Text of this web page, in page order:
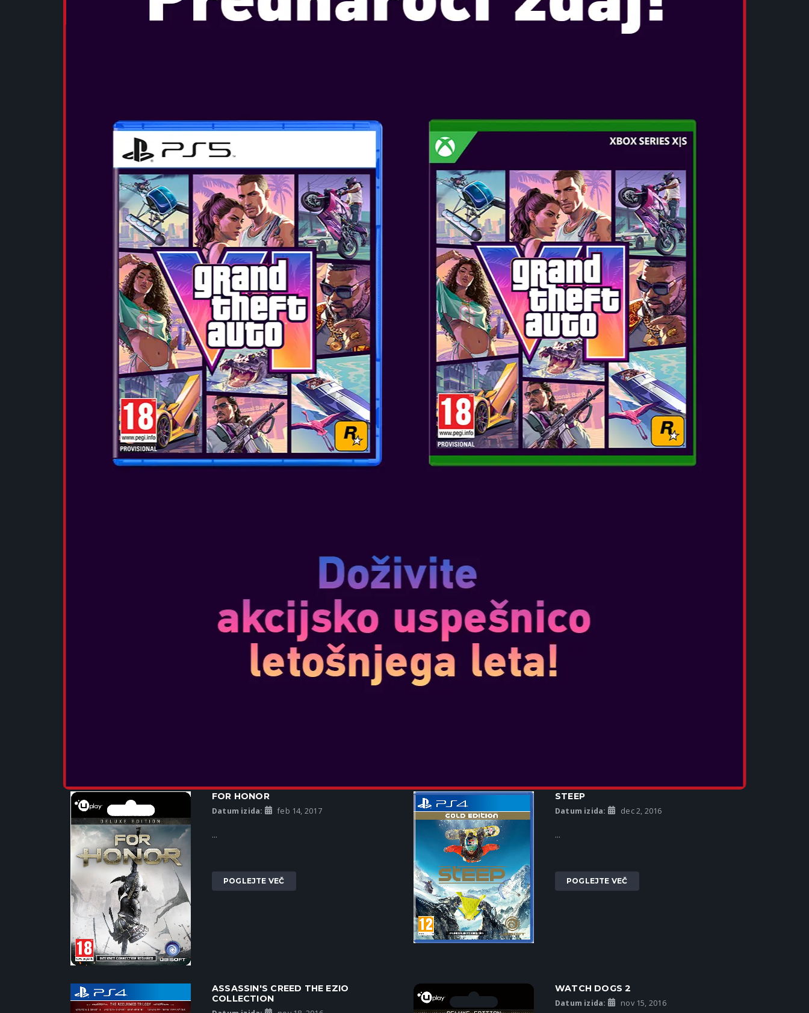
POGLEJTE VEČ
TOM CLANCY'S THE DIVISION 2
FAR CRY NEW DAWN
Datum izida: feb 15, 2019
...
POGLEJTE VEČ
ASSASSIN'S CREED ODYSSEY
Datum izida: okt 5, 2018
...
POGLEJTE VEČ
THE CREW 2
Datum izida: jun 29, 2018
...
FAR CRY 5
Datum izida: mar 27, 2018
...
MARIO + RABBIDS KINGDOM BATTLE
Datum izida: avg 29, 2017
...
POGLEJTE VEČ
...
FOR HONOR
Datum izida: feb 14, 2017
...
POGLEJTE VEČ
STEEP
Datum izida: dec 2, 2016
...
POGLEJTE VEČ
ASSASSIN'S CREED THE EZIO
COLLECTION
WATCH DOGS 2
Datum izida: nov 15, 2016